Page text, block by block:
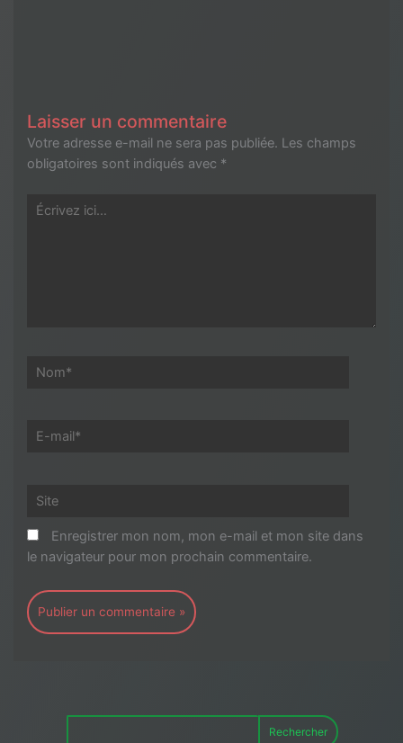
Laisser un commentaire
Votre adresse e-mail ne sera pas publiée. Les champs
obligatoires sont indiqués avec *
Écrivez
Nom*
E-
Site
Enregistrer mon nom, mon e-mail et mon site dans
le navigateur pour mon prochain commentaire.
Rechercher